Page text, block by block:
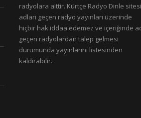
radyolara aittir. Kürtçe Radyo Dinle sitesi
adları geçen radyo yayınları üzerinde
hiçbir hak iddaa edemez ve içeriğinde
geçen radyolardan talep gelmesi
durumunda yayınlarını listesinden
kaldırabilir.